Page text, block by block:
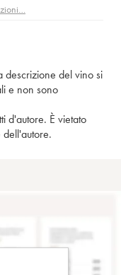
descrizione del vino si
e non sono
d'autore. È vietato